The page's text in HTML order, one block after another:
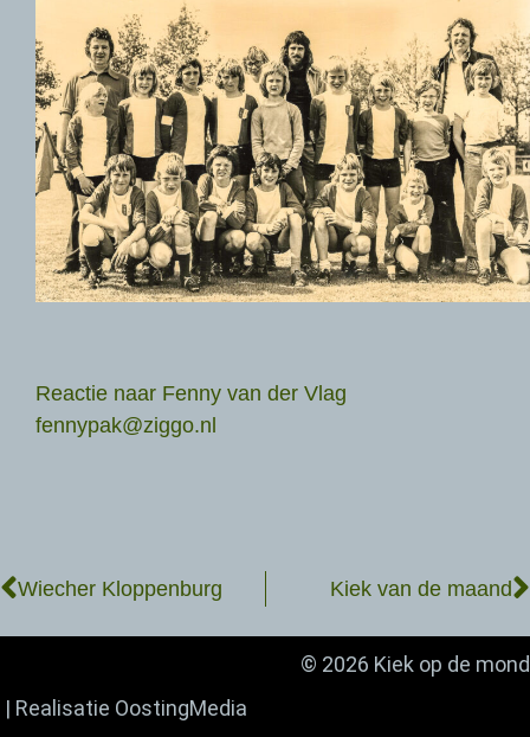
Reactie naar Fenny van der Vlag
fennypak@ziggo.nl
Wiecher Kloppenburg Kiek van de maand
© 2026 Kiek op de mond
| Realisatie OostingMedia